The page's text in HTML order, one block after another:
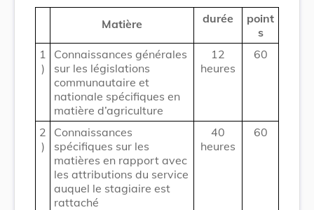
Matière durée
point
s
1
)
Connaissances générales
sur les législations
communautaire et
nationale spécifiques en
matière d’agriculture
12
heures
60
2
)
Connaissances
spécifiques sur les
matières en rapport avec
les attributions du service
auquel le stagiaire est
rattaché
40
heures
60